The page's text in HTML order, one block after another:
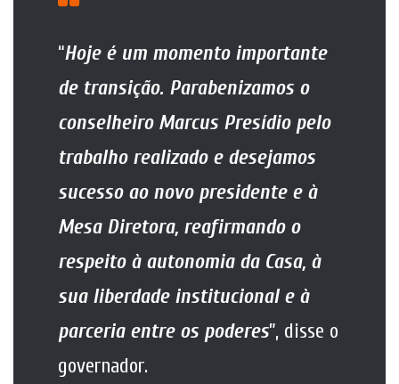
“Hoje é um momento importante
de transição. Parabenizamos o
conselheiro Marcus Presídio pelo
trabalho realizado e desejamos
sucesso ao novo presidente e à
Mesa Diretora, reafirmando o
respeito à autonomia da Casa, à
sua liberdade institucional e à
parceria entre os poderes”, disse o
governador.